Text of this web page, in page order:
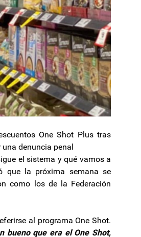
One Shot Plus tras
una denuncia penal
el sistema y qué vamos a
que la próxima semana se
como los de la Federación
al programa One Shot.
bueno que era el One Shot,